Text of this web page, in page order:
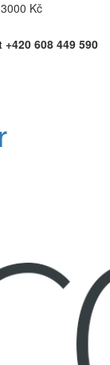
Kč
608 449 590